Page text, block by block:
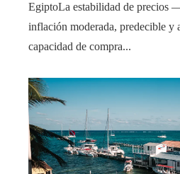
EgiptoLa estabilidad de precios
inflación moderada, predecible y
capacidad de compra...